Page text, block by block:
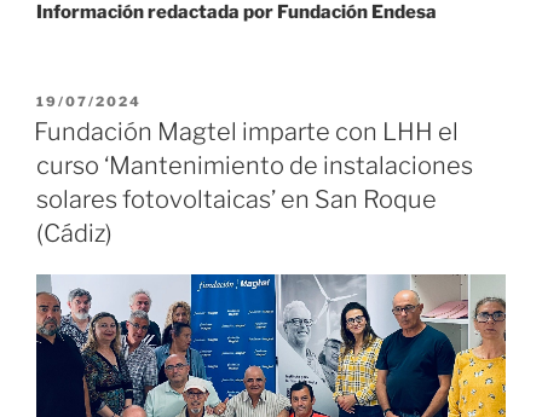
Información redactada por Fundación Endesa
19/07/2024
Fundación Magtel imparte con LHH el
curso ‘Mantenimiento de instalaciones
solares fotovoltaicas’ en San Roque
(Cádiz)